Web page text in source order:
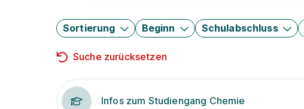
Sortierung Beginn Schulabschluss
Suche zurücksetzen
Infos zum Studiengang Chemie